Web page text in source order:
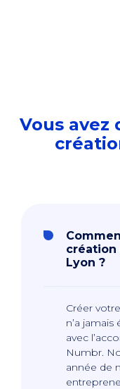
Vous avez
création
Lyon ?
Créer
n’a jamais
avec
Numbr.
année de